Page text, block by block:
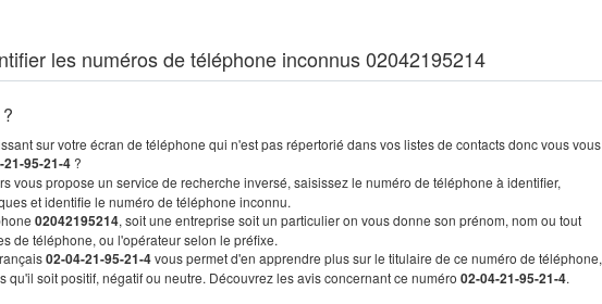
les numéros de téléphone inconnus 02042195214
sur votre écran de téléphone qui n'est pas répertorié dans vos listes de contacts donc vous vous
21-95-21-4 ?
vous propose un service de recherche inversé, saisissez le numéro de téléphone à identifier,
et identifie le numéro de téléphone inconnu.
02042195214, soit une entreprise soit un particulier on vous donne son prénom, nom ou tout
de téléphone, ou l'opérateur selon le préfixe.
02-04-21-95-21-4vous permet d'en apprendre plus sur le titulaire de ce numéro de téléphone,
qu'il soit positif, négatif ou neutre. Découvrez les avis concernant ce numéro 02-04-21-95-21-4.